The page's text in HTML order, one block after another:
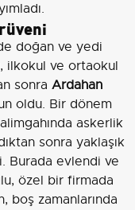
doğan ve yedi
ilkokul ve ortaokul
sonra Ardahan
oldu. Bir dönem
askerlik
sonra yaklaşık
Burada evlendi ve
özel bir firmada
boş zamanlarında